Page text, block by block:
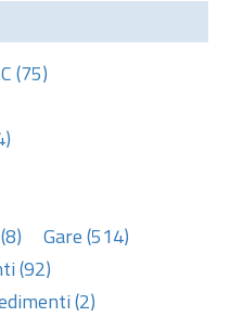
(75)
Gare (514)
(92)
(2)